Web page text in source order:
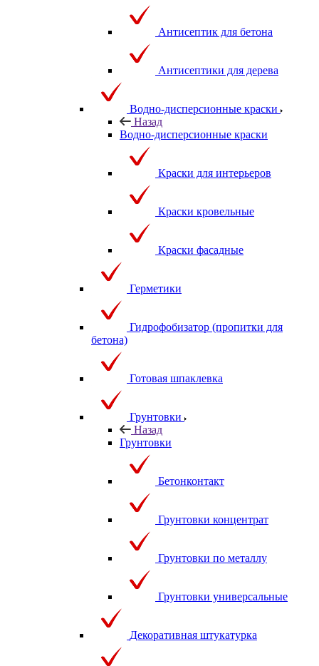
Антисептик для бетона
Антисептики для дерева
Водно-дисперсионные краски
Назад
Водно-дисперсионные краски
Краски для интерьеров
Краски кровельные
Краски фасадные
Герметики
Гидрофобизатор (пропитки для
бетона)
Готовая шпаклевка
Грунтовки
Назад
Грунтовки
Бетонконтакт
Грунтовки концентрат
Грунтовки по металлу
Грунтовки универсальные
Декоративная штукатурка